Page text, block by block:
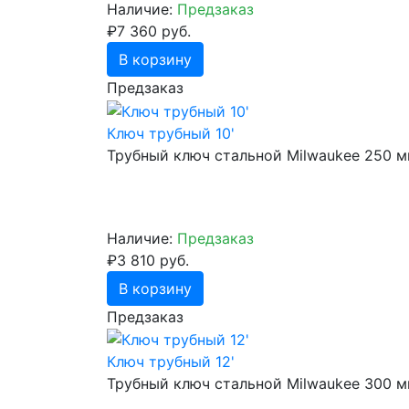
Наличие: Предзаказ
₽7 360 руб.
В корзину
Предзаказ
Ключ трубный 10'
Трубный ключ стальной Milwaukee 250
Наличие: Предзаказ
₽3 810 руб.
В корзину
Предзаказ
Ключ трубный 12'
Трубный ключ стальной Milwaukee 300